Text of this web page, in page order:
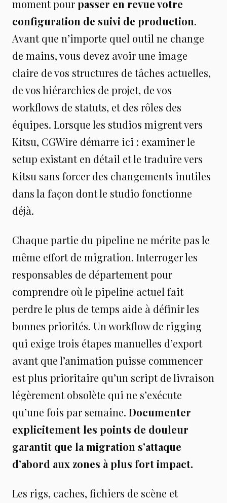
moment pourpasser en revue votre
configuration de suivi de production.
Avant que n’importe quel outil ne change
de mains, vous devez avoir une image
claire de vos structures de tâches actuelles,
de vos hiérarchies de projet, de vos
workflows de statuts, et des rôles des
équipes. Lorsque les studios migrent vers
Kitsu, CGWire démarre ici : examiner le
setup existant en détail et le traduire vers
Kitsu sans forcer des changements inutiles
dans la façon dont le studio fonctionne
déjà.
Chaque partie du pipeline ne mérite pas le
même effort de migration. Interroger les
responsables de département pour
comprendre où le pipeline actuel fait
perdre le plus de temps aide à définir les
bonnes priorités. Un workflow de rigging
qui exige trois étapes manuelles d’export
avant que l’animation puisse commencer
est plus prioritaire qu’un script de livraison
légèrement obsolète qui ne s’exécute
qu’une fois par semaine. Documenter
explicitement les points de douleur
garantit que la migration s’attaque
d’abord aux zones à plus fort impact.
Les rigs, caches, fichiers de scène et